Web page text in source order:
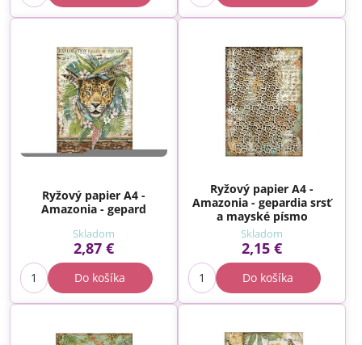
Ryžový papier A4 -
Amazonia - gepard
Skladom
2,87 €
Do košíka
Ryžový papier A4 -
Amazonia - gepardia srsť
a mayské písmo
Skladom
2,15 €
Do košíka